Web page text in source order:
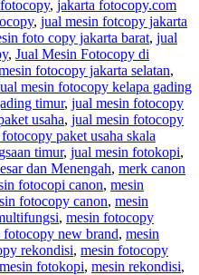
, jakarta fotocopy.com
, jual mesin fotcopy jakarta
foto copy jakarta barat, jual
, Jual Mesin Fotocopy di
fotocopy jakarta selatan,
mesin fotocopy kelapa gading
timur, jual mesin fotocopy
usaha, jual mesin fotocopy
paket usaha skala
timur, jual mesin fotokopi,
dan Menengah, merk canon
fotocopi canon, mesin
fotocopy canon, mesin
, mesin fotocopy
fotocopy new brand, mesin
rekondisi, mesin fotocopy
mesin fotokopi, mesin rekondisi,